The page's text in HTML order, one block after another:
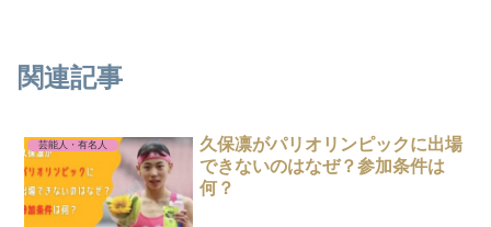
関連記事
芸能人・有名人
久保凛がパリオリンピックに出場
できないのはなぜ？参加条件は
何？